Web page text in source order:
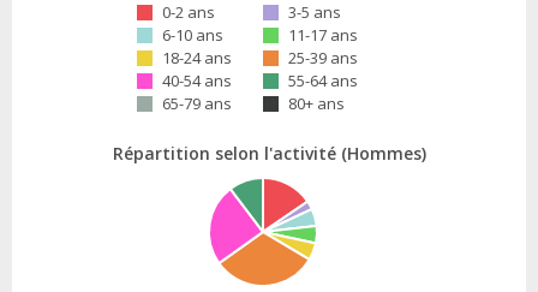
0-2 ans
3-5 ans
6-10 ans
11-17 ans
18-24 ans
25-39 ans
40-54 ans
55-64 ans
65-79 ans
80+ ans
Répartition selon l'activité (Hommes)